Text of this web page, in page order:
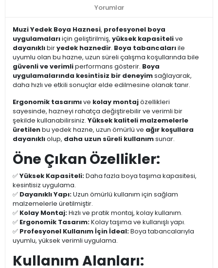
Yorumlar
Muzi Yedek Boya Haznesi, profesyonel boya
uygulamalarıiçin geliştirilmiş, yüksek kapasitelive
dayanıklıbiryedek haznedir. Boya tabancalarıile
uyumlu olan bu hazne, uzun süreli çalışma koşullarında bile
güvenli ve verimliperformans gösterir. Boya
uygulamalarında kesintisiz bir deneyimsağlayarak,
daha hızlı ve etkili sonuçlar elde edilmesine olanak tanır.
Ergonomik tasarımıve kolay montajözellikleri
sayesinde, hazneyi rahatça değiştirebilir ve verimli bir
şekilde kullanabilirsiniz. Yüksek kaliteli malzemelerle
üretilenbu yedek hazne, uzun ömürlü ve ağır koşullara
dayanıklıolup, daha uzun süreli kullanımsunar.
Öne Çıkan Özellikler:
✅Yüksek Kapasiteli:Daha fazla boya taşıma kapasitesi,
kesintisiz uygulama.
✅ Dayanıklı Yapı:Uzun ömürlü kullanım için sağlam
malzemelerle üretilmiştir.
✅ Kolay Montaj:Hızlı ve pratik montaj, kolay kullanım.
✅ Ergonomik Tasarım:Kolay taşıma ve kullanışlı yapı.
✅ Profesyonel Kullanım İçin İdeal:Boya tabancalarıyla
uyumlu, yüksek verimli uygulama.
Kullanım Alanları: